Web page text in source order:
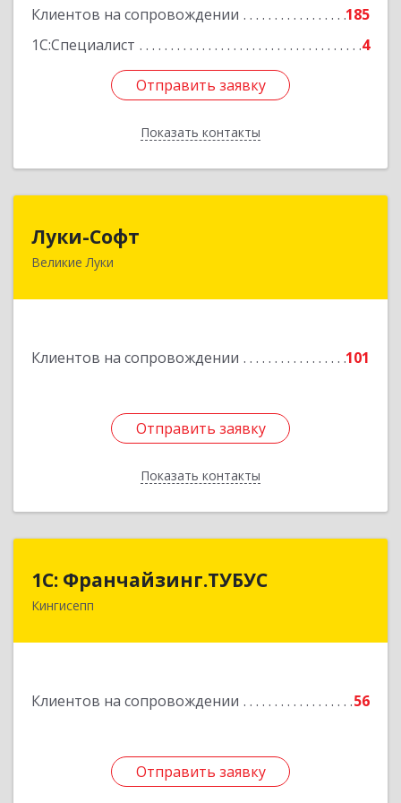
Клиентов на сопровождении
185
1С:Специалист
4
Отправить заявку
Показать контакты
Отправить заявку
Назад
Луки-Софт
Великие Луки
Клиентов на сопровождении 101
Отправить заявку
Показать контакты
182113, Псковская обл, Великие Луки г,
Отправить заявку
Назад
1С: Франчайзинг.ТУБУС
Кингисепп
Клиентов на сопровождении 56
Отправить заявку
1С: Франчайзинг.ТУБУС
Отправить заявку